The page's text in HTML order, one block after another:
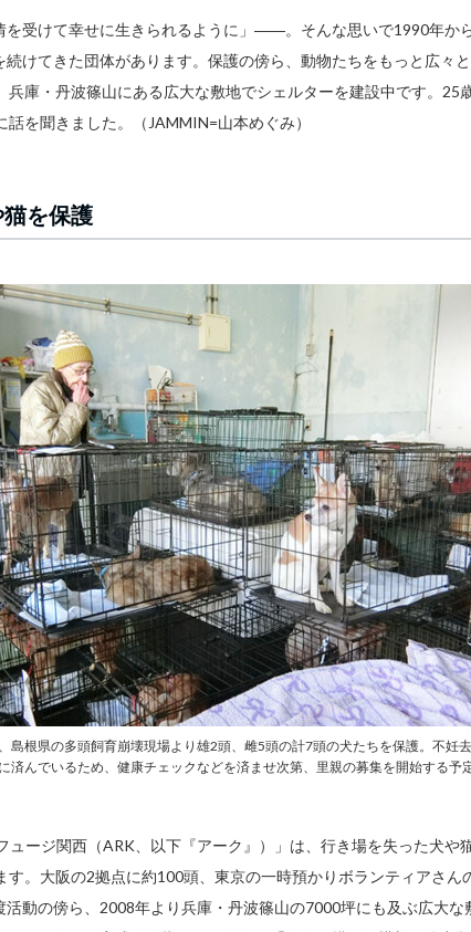
を受けて幸せに生きられるように」――。そんな思いで1990年か
けてきた団体があります。保護の傍ら、動物たちをもっと広々
庫・丹波篠山にある広大な敷地でシェルターを建設中です。25
を聞きました。（JAMMIN=山本めぐみ）
を保護
島根県の多頭飼育崩壊現場より雄2頭、雌5頭の計7頭の犬たちを保護。不妊
済んでいるため、健康チェックなどを済ませ次第、里親の募集を開始する予
ュージ関西（ARK、以下『アーク』）」は、行き場を失った犬や
す。大阪の2拠点に約100頭、東京の一時預かりボランティアさん
動の傍ら、2008年より兵庫・丹波篠山の7000坪にも及ぶ広大な